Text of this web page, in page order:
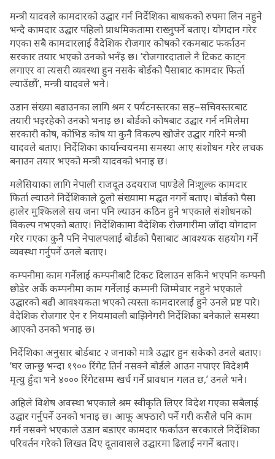
मन्त्री यादवले कामदारको उद्घार गर्न निर्देशिका बाधकको रुपमा लिन नहुने
भन्दै कामदार उद्घार पहिलो प्राथमिकतामा राख्नुपर्ने बताए। योगदान गरेर
गएका सबै कामदारलाई वैदेशिक रोजगार कोषको रकमबाट फर्काउन
सरकार तयार भएको उनको भनँइ छ। ‘रोजगारदाताले नै टिकट काट्न
लगाएर वा त्यसरी व्यवस्था हुन नसके बोर्डको पैसाबाट कामदार फिर्ता
ल्याउँछौं’, मन्त्री यादवले भने।
उडान संख्या बढाउनका लागि श्रम र पर्यटनस्तरका सह–सचिवस्तरबाट
तयारी भइरहेको उनको भनाइ छ। बोर्डको कोषबाट उद्घार गर्न नमिलेमा
सरकारी कोष, कोभिड कोष या कुनै विकल्प खोजेर उद्घार गरिने मन्त्री
यादवले बताए। निर्देशिका कार्यान्वयनमा समस्या आए संशोधन गरेर लचक
बनाउन तयार भएको मन्त्री यादवको भनाइ छ।
मलेसियाका लागि नेपाली राजदूत उदयराज पाण्डेले निःशुल्क कामदार
फिर्ता ल्याउने निर्देशिकाले ठूलो संख्यामा मद्घत नगर्ने बताए। बोर्डको पैसा
हालेर मुश्किलले सय जना पनि ल्याउन कठिन हुने भएकाले संशोधनको
विकल्प नभएको बताए। निर्देशिकामा वैदेशिक रोजगारीमा जाँदा योगदान
गरेर गएका कुनै पनि नेपालपलाई बोर्डको पैसाबाट आवश्यक सहयोग गर्ने
व्यवस्था गर्नुपर्ने उनले बताए।
कम्पनीमा काम गर्नेलाई कम्पनीबाटै टिकट दिलाउन सकिने भएपनि कम्पनी
छोडेर अर्कै कम्पनीमा काम गर्नेलाई कम्पनी जिम्मेवार नहुने भएकाले
उद्घारको बढी आवश्यकता भएको त्यस्ता कामदारलाई हुने उनले प्रष्ट पारे।
वैदेशिक रोजगार ऐन र नियमावली बाझिनेगरी निर्देशिका बनेकाले समस्या
आएको उनको भनाइ छ।
निर्देशिका अनुसार बोर्डबाट २ जनाको मात्रै उद्घार हुन सकेको उनले बताए।
‘घर जान्छु भन्दा १९०० रिंगेट तिर्न नसक्ने बोर्डले आउन नपाएर विदेशमै
मृत्यु हुँदा भने ४००० रिंगेटसम्म खर्च गर्ने प्रावधान गलत छ,’ उनले भने।
अहिले विशेष अवस्था भएकाले श्रम स्वीकृति लिएर विदेश गएका सबैलाई
उद्घार गर्नुपर्ने उनको भनाइ छ। आफू अफ्ठारो पर्ने गरी कसैले पनि काम
गर्न नसक्ने भएकाले उडान बडाएर कामदार फर्काउन सरकारले निर्देशिका
परिवर्तन गरेको लिखत दिए दूतावासले उद्घारमा ढिलाई नगर्ने बताए।